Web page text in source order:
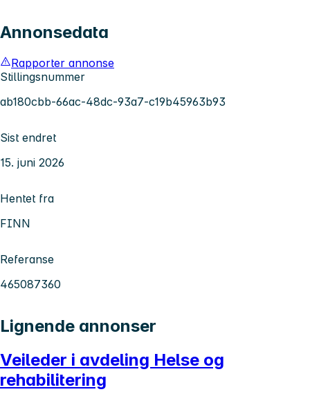
Annonsedata
Rapporter annonse
Stillingsnummer
ab180cbb-66ac-48dc-93a7-c19b45963b93
Sist endret
15. juni 2026
Hentet fra
FINN
Referanse
465087360
Lignende annonser
Veileder i avdeling Helse og
rehabilitering